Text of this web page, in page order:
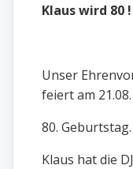
Klaus wird 80 !
Unser
feiert am
80. Geburtstag.
Klaus hat die